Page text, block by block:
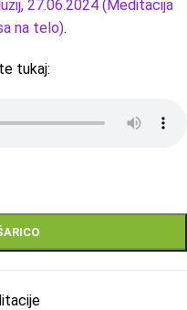
27.06.2024 (Meditacija
na telo).
tukaj: